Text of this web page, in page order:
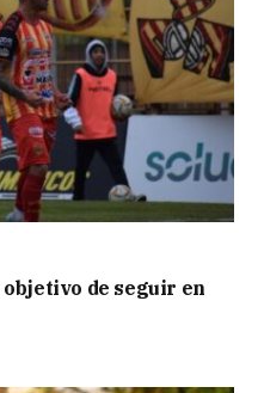
objetivo de seguir en